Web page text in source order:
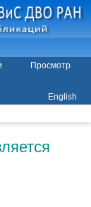
Просмотр
English